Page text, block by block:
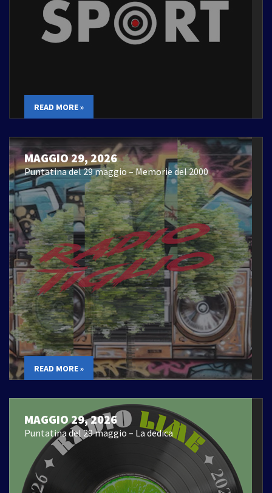
READ MORE »
MAGGIO 29, 2026
Puntatina del 29 maggio – Memorie del 2000
READ MORE »
MAGGIO 29, 2026
Puntatina del 29 maggio – La dedica